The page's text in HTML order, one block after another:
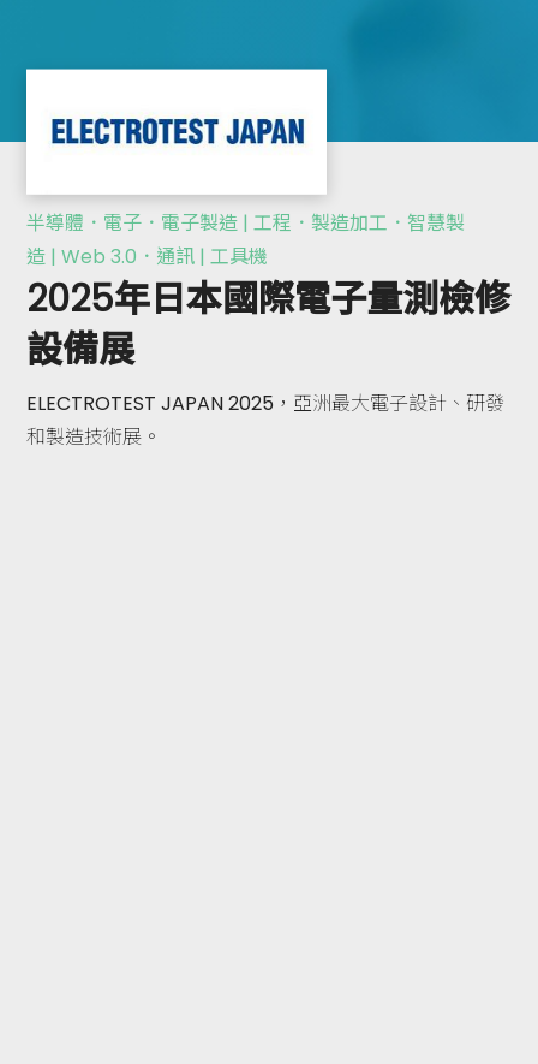
半導體．電子．電子製造 | 工程．製造加工．智慧製
造 | Web 3.0．通訊 | 工具機
2025年日本國際電子量測檢修
設備展
ELECTROTEST JAPAN 2025，亞洲最大電子設計、研發
和製造技術展。